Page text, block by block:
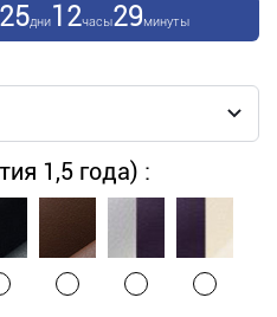
25дни12часы29минуты
1,5 года) :